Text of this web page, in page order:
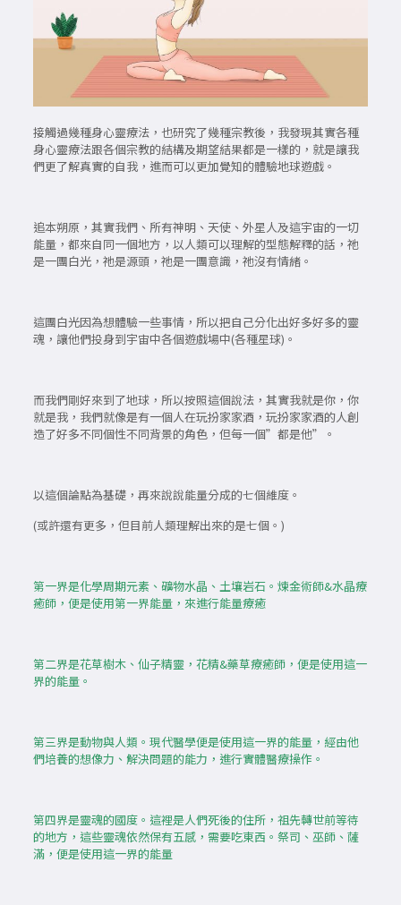
接觸過幾種身心靈療法，也研究了幾種宗教後，我發現其實各種
身心靈療法跟各個宗教的結構及期望結果都是一樣的，就是讓我
們更了解真實的自我，進而可以更加覺知的體驗地球遊戲。
追本朔原，其實我們、所有神明、天使、外星人及這宇宙的一切
能量，都來自同一個地方，以人類可以理解的型態解釋的話，祂
是一團白光，祂是源頭，祂是一團意識，祂沒有情緒。
這團白光因為想體驗一些事情，所以把自己分化出好多好多的靈
魂，讓他們投身到宇宙中各個遊戲場中(各種星球)。
而我們剛好來到了地球，所以按照這個說法，其實我就是你，你
就是我，我們就像是有一個人在玩扮家家酒，玩扮家家酒的人創
造了好多不同個性不同背景的角色，但每一個”都是他”。
以這個論點為基礎，再來說說能量分成的七個維度。
(或許還有更多，但目前人類理解出來的是七個。)
第一界是化學周期元素、礦物水晶、土壤岩石。煉金術師&水晶療
癒師，便是使用第一界能量，來進行能量療癒
第二界是花草樹木、仙子精靈，花精&藥草療癒師，便是使用這一
界的能量。
第三界是動物與人類。現代醫學便是使用這一界的能量，經由他
們培養的想像力、解決問題的能力，進行實體醫療操作。
第四界是靈魂的國度。這裡是人們死後的住所，祖先轉世前等待
的地方，這些靈魂依然保有五感，需要吃東西。祭司、巫師、薩
滿，便是使用這一界的能量